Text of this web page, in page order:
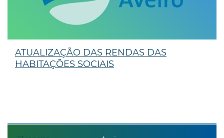
ATUALIZAÇÃO DAS RENDAS DAS
HABITAÇÕES SOCIAIS